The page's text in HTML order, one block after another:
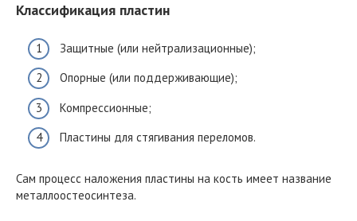
Классификация пластин
Защитные (или нейтрализационные);
Опорные (или поддерживающие);
Компрессионные;
Пластины для стягивания переломов.
Сам процесс наложения пластины на кость имеет название
металлоостеосинтеза.